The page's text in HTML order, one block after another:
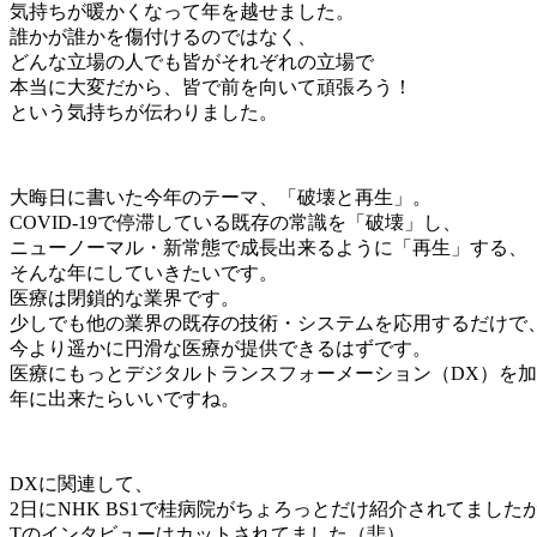
気持ちが暖かくなって年を越せました。
誰かが誰かを傷付けるのではなく、
どんな立場の人でも皆がそれぞれの立場で
本当に大変だから、皆で前を向いて頑張ろう！
という気持ちが伝わりました。
大晦日に書いた今年のテーマ、「破壊と再生」。
COVID-19で停滞している既存の常識を「破壊」し、
ニューノーマル・新常態で成長出来るように「再生」する、
そんな年にしていきたいです。
医療は閉鎖的な業界です。
少しでも他の業界の既存の技術・システムを応用するだけで、
今より遥かに円滑な医療が提供できるはずです。
医療にもっとデジタルトランスフォーメーション（DX）を
年に出来たらいいですね。
DXに関連して、
2日にNHK BS1で桂病院がちょろっとだけ紹介されてましたが